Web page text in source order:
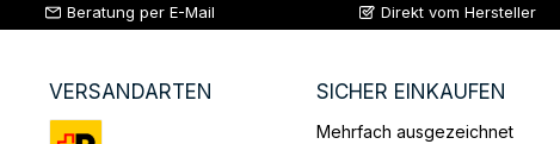
Beratung per E-Mail Direkt vom Hersteller
VERSANDARTEN SICHER EINKAUFEN
Mehrfach ausgezeichnet